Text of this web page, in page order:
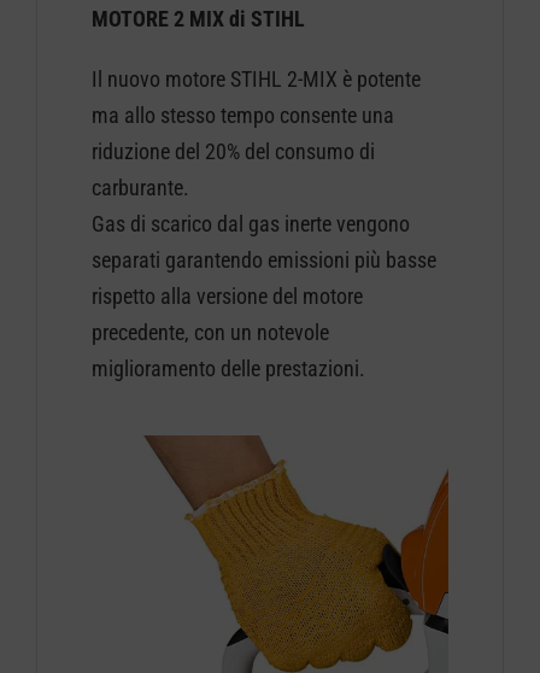
MOTORE 2 MIX di STIHL
Il nuovo motore STIHL 2-MIX è potente
ma allo stesso tempo consente una
riduzione del 20% del consumo di
carburante.
Gas di scarico dal gas inerte vengono
separati garantendo emissioni più basse
rispetto alla versione del motore
precedente, con un notevole
miglioramento delle prestazioni.